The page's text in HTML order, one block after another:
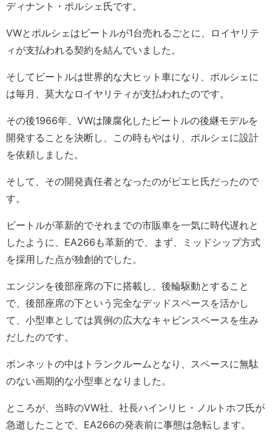
ディナント・ポルシェ氏です。
VWとポルシェはビートルが1台売れるごとに、ロイヤリテ
ィが支払われる契約を結んでいました。
そしてビートルは世界的な大ヒット車になり、ポルシェに
は毎月、莫大なロイヤリティが支払われたのです。
その後1966年、VWは陳腐化したビートルの後継モデルを
開発することを決断し、この時もやはり、ポルシェに設計
を依頼しました。
そして、その開発責任者となったのがピエヒ氏だったので
す。
ビートルが革新的でそれまでの市販車を一気に時代遅れと
したように、EA266も革新的で、まず、ミッドシップ方式
を採用した点が独創的でした。
エンジンを後部座席の下に搭載し、後輪駆動とすること
で、後部座席の下という完全なデッドスペースを活かし
て、小型車としては異例の広大なキャビンスペースを生み
だしたのです。
ボンネットの中はトランクルームとなり、スペースに無駄
のない画期的な小型車となりました。
ところが、当時のVW社、社長ハインリヒ・ノルトホフ氏が
急逝したことで、EA266の発表前に事態は急転します。